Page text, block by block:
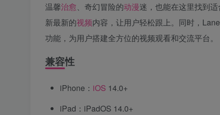
温馨治愈、奇幻冒险的动漫迷，也能在这里找到
新最新的视频内容，让用户轻松跟上。同时，
功能，为用户搭建全方位的视频观看和交流平台。
兼容性
iPhone： iOS 14.0+
iPad：iPadOS 14.0+